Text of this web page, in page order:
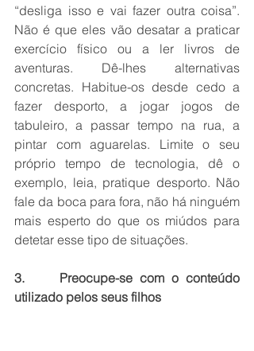
“desliga isso e vai fazer outra coisa”.
Não é que eles vão desatar a praticar
exercício físico ou a ler livros de
aventuras. Dê-lhes alternativas
concretas. Habitue-os desde cedo a
fazer desporto, a jogar jogos de
tabuleiro, a passar tempo na rua, a
pintar com aguarelas. Limite o seu
próprio tempo de tecnologia, dê o
exemplo, leia, pratique desporto. Não
fale da boca para fora, não há ninguém
mais esperto do que os miúdos para
detetar esse tipo de situações.
3.     Preocupe-se com o conteúdo
utilizado pelos seus filhos